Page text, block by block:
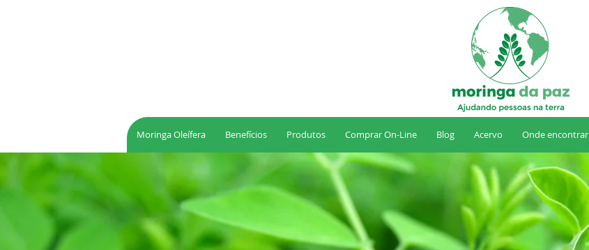
Moringa Oleífera Benefícios Produtos Comprar On-Line Blog Acervo Onde encontrar